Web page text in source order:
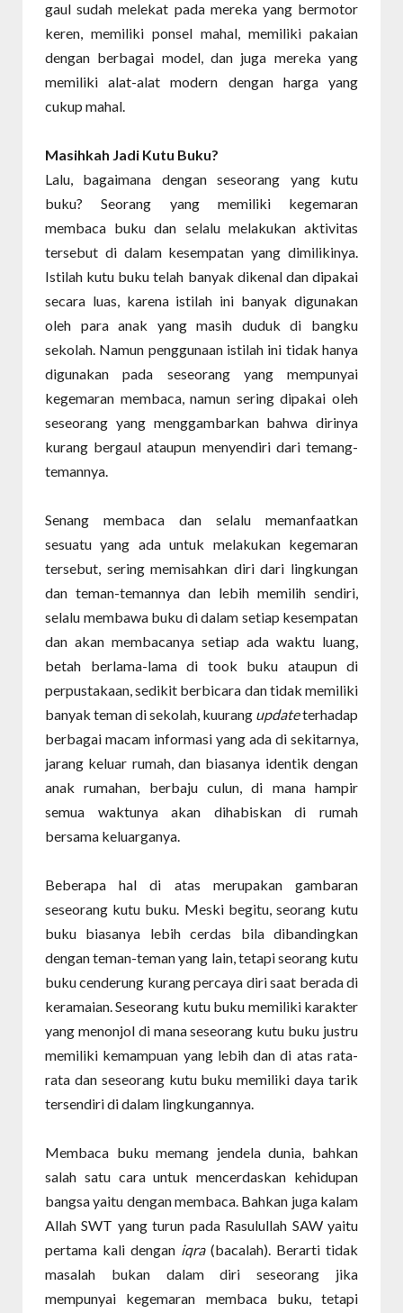
gaul sudah melekat pada mereka yang bermotor
keren, memiliki ponsel mahal, memiliki pakaian
dengan berbagai model, dan juga mereka yang
memiliki alat-alat modern dengan harga yang
cukup mahal.
Masihkah Jadi Kutu Buku?
Lalu, bagaimana dengan seseorang yang kutu
buku?
Seorang yang memiliki kegemaran
membaca buku dan selalu melakukan aktivitas
tersebut di dalam kesempatan yang dimilikinya.
Istilah kutu buku telah banyak dikenal dan dipakai
secara luas, karena istilah ini banyak digunakan
oleh para anak yang masih duduk di bangku
sekolah. Namun penggunaan istilah ini tidak hanya
digunakan pada seseorang yang mempunyai
kegemaran membaca, namun sering dipakai oleh
seseorang yang menggambarkan bahwa dirinya
kurang bergaul ataupun menyendiri dari temang-
temannya.
Senang membaca dan selalu memanfaatkan
sesuatu yang ada untuk melakukan kegemaran
tersebut, sering memisahkan diri dari lingkungan
dan teman-temannya dan lebih memilih sendiri,
selalu membawa buku di dalam setiap kesempatan
dan akan membacanya setiap ada waktu luang,
betah berlama-lama di took buku ataupun di
perpustakaan, sedikit berbicara dan tidak memiliki
banyak teman di sekolah, kuurang updateterhadap
berbagai macam informasi yang ada di sekitarnya,
jarang keluar rumah, dan biasanya identik dengan
anak rumahan, berbaju culun, di mana hampir
semua waktunya akan dihabiskan di rumah
bersama keluarganya.
Beberapa hal di atas merupakan gambaran
seseorang kutu buku. Meski begitu, seorang kutu
buku biasanya lebih cerdas bila dibandingkan
dengan teman-teman yang lain, tetapi seorang kutu
buku cenderung kurang percaya diri saat berada di
keramaian. Seseorang kutu buku memiliki karakter
yang menonjol di mana seseorang kutu buku justru
memiliki kemampuan yang lebih dan di atas rata-
rata dan seseorang kutu buku memiliki daya tarik
tersendiri di dalam lingkungannya.
Membaca buku memang jendela dunia, bahkan
salah satu cara untuk mencerdaskan kehidupan
bangsa yaitu dengan membaca. Bahkan juga kalam
Allah SWT yang turun pada Rasulullah SAW yaitu
pertama kali dengan iqra (bacalah). Berarti tidak
masalah bukan dalam diri seseorang jika
mempunyai kegemaran membaca buku, tetapi